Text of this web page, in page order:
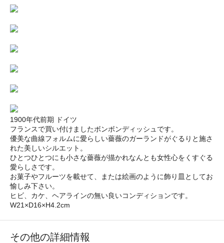
1900年代前期 ドイツ
フランスで買い付けましたボンボンディッシュです。
優美な曲線フォルムに愛らしい薔薇のガーランドがぐるりと施さ
れた美しいシルエット。
ひとつひとつにも小さな薔薇が描かれなんとも女性心をくすぐる
愛らしさです。
お菓子やフルーツを載せて、または絵画のように飾り皿としてお
愉しみ下さい。
ヒビ、カケ、ヘアラインの無い良いコンディションです。
W21×D16×H4.2cm
その他の詳細情報